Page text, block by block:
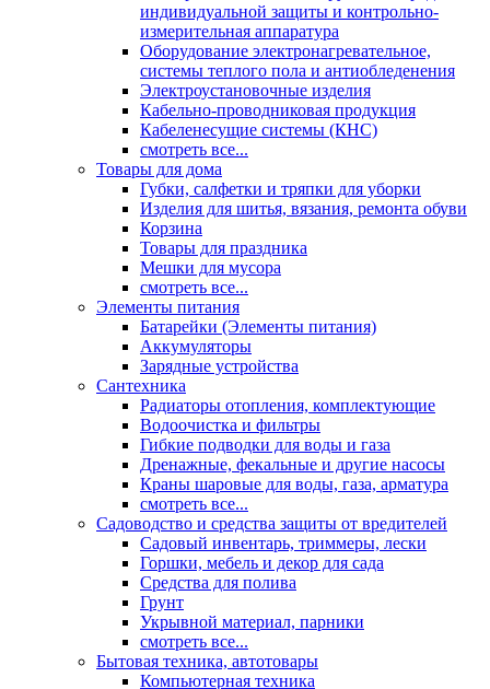
индивидуальной защиты и контрольно-
измерительная аппаратура
Оборудование электронагревательное,
системы теплого пола и антиобледенения
Электроустановочные изделия
Кабельно-проводниковая продукция
Кабеленесущие системы (КНС)
смотреть все...
Товары для дома
Губки, салфетки и тряпки для уборки
Изделия для шитья, вязания, ремонта обуви
Корзина
Товары для праздника
Мешки для мусора
смотреть все...
Элементы питания
Батарейки (Элементы питания)
Аккумуляторы
Зарядные устройства
Сантехника
Радиаторы отопления, комплектующие
Водоочистка и фильтры
Гибкие подводки для воды и газа
Дренажные, фекальные и другие насосы
Краны шаровые для воды, газа, арматура
смотреть все...
Садоводство и средства защиты от вредителей
Садовый инвентарь, триммеры, лески
Горшки, мебель и декор для сада
Средства для полива
Грунт
Укрывной материал, парники
смотреть все...
Бытовая техника, автотовары
Компьютерная техника